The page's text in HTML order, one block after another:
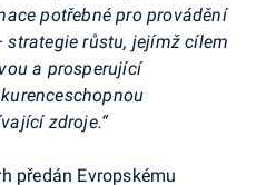
potřebné pro provádění
strategie růstu, jejímž cílem
a prosperující
zdroje.“
předán Evropskému